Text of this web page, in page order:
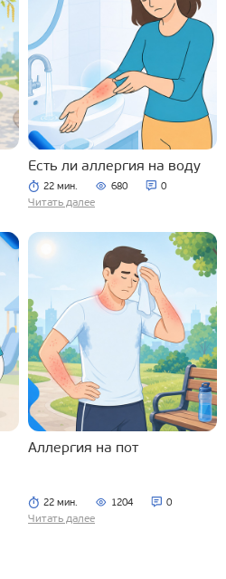
Есть ли аллергия на воду
22 мин. 680 0
Читать далее
Аллергия на пот
22 мин. 1204 0
Читать далее